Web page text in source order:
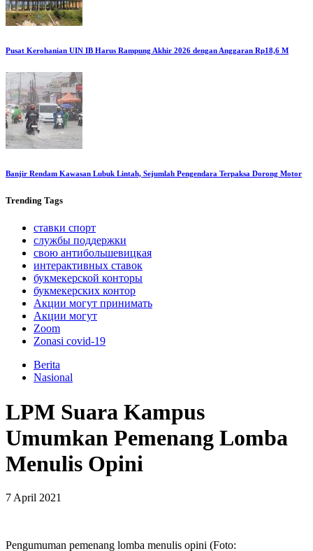
Pusat Kerohanian UIN IB Harus Rampung Akhir 2026 dengan Anggaran Rp18,6 M
Banjir Rendam Kawasan Lubuk Lintah, Sejumlah Pengendara Terpaksa Dorong Motor
Trending Tags
ставки спорт
службы поддержки
свою антибольшевицкая
интерактивных ставок
букмекерской конторы
букмекерских контор
Акции могут принимать
Акции могут
Zoom
Zonasi covid-19
Berita
Nasional
LPM Suara Kampus
Umumkan Pemenang Lomba
Menulis Opini
7 April 2021
Pengumuman pemenang lomba menulis opini (Foto: